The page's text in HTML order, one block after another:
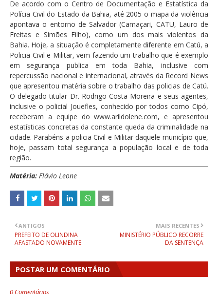
De acordo com o Centro de Documentação e Estatística da
Polícia Civil do Estado da Bahia, até 2005 o mapa da violência
apontava o entorno de Salvador (Camaçari, CATU, Lauro de
Freitas e Simões Filho), como um dos mais violentos da
Bahia. Hoje, a situação é completamente diferente em Catú, a
Policia Civil e Militar, vem fazendo um trabalho que é exemplo
em segurança publica em toda Bahia, inclusive com
repercussão nacional e internacional, através da Record News
que apresentou matéria sobre o trabalho das policias de Catú.
O delegado titular Dr. Rodrigo Costa Moreira e seus agentes,
inclusive o policial Jouefles, conhecido por todos como Cipó,
receberam a equipe do www.arildolene.com, e apresentou
estatísticas concretas da constante queda da criminalidade na
cidade. Parabéns a policia Civil e Militar daquele município que,
hoje, passam total segurança a população local e de toda
região.
Matéria: Flávio Leone
MAIS RECENTES
MINISTÉRIO PÚBLICO RECORRE
DA SENTENÇA
ANTIGOS
PREFEITO DE OLINDINA
AFASTADO NOVAMENTE
POSTAR UM COMENTÁRIO
0 Comentários